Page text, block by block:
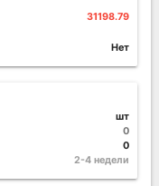
31198.79
Нет
шт
0
0
2-4 недели